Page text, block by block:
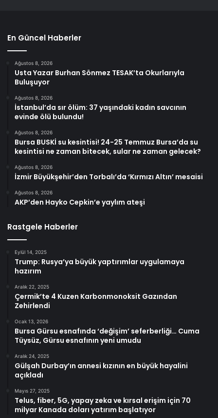
En Güncel Haberler
Ağustos 8, 2026
Usta Yazar Burhan Sönmez TESAK’ta Okurlarıyla
Buluşuyor
Ağustos 8, 2026
İstanbul’da sır ölüm: 37 yaşındaki kadın savcının
evinde ölü bulundu!
Ağustos 8, 2026
Bursa BUSKİ su kesintisi! 24-25 Temmuz Bursa’da su
kesintisi ne zaman bitecek, sular ne zaman gelecek?
Ağustos 8, 2026
İzmir Büyükşehir’den Torbalı’da ‘Kırmızı Altın’ mesaisi
Ağustos 8, 2026
AKP’den Hayko Cepkin’e yaylım ateşi
Rastgele Haberler
Eylül 14, 2025
Trump: Rusya’ya büyük yaptırımlar uygulamaya
hazırım
Aralık 22, 2025
Çermik’te 4 Kuzen Karbonmonoksit Gazından
Zehirlendi
Ocak 13, 2026
Bursa Gürsu esnafında ‘değişim’ seferberliği… Cuma
Tüysüz, Gürsu esnafının yeni umudu
Aralık 24, 2025
Gülşah Durbay’ın annesi kızının en büyük hayalini
açıkladı
Mayıs 27, 2025
Telus, fiber, 5G, yapay zeka ve kırsal erişim için 70
milyar Kanada doları yatırım başlatıyor